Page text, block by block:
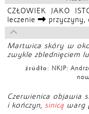
CZŁOWIEK JAKO
leczenie
Martwica skóry w
zwykle zblednięciem
źródło: NKJP:
Czerwienica objawia
i kończyn, sinicą warg